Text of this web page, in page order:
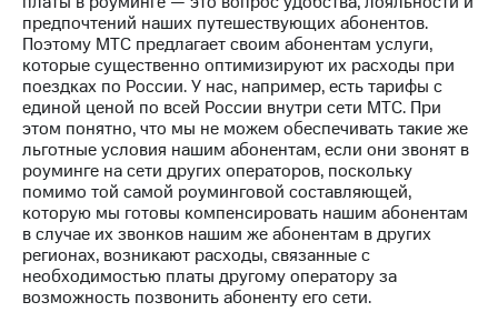
предпочтений наших путешествующих абонентов.
Поэтому МТС предлагает своим абонентам услуги,
которые существенно оптимизируют их расходы при
поездках по России. У нас, например, есть тарифы с
единой ценой по всей России внутри сети МТС. При
этом понятно, что мы не можем обеспечивать такие же
льготные условия нашим абонентам, если они звонят в
роуминге на сети других операторов, поскольку
помимо той самой роуминговой составляющей,
которую мы готовы компенсировать нашим абонентам
в случае их звонков нашим же абонентам в других
регионах, возникают расходы, связанные с
необходимостью платы другому оператору за
возможность позвонить абоненту его сети.